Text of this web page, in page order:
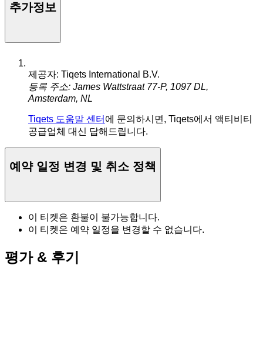
추가정보
제공자: Tiqets International B.V.
등록 주소: James Wattstraat 77-P, 1097 DL,
Amsterdam, NL
Tiqets 도움말 센터 에 문의하시면, Tiqets에서 액티비티
공급업체 대신 답해드립니다.
예약 일정 변경 및 취소 정책
이 티켓은 환불이 불가능합니다.
이 티켓은 예약 일정을 변경할 수 없습니다.
평가 & 후기